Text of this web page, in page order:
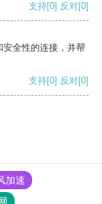
支持[0] 反对[0]
全性的连接，并帮
支持[0] 反对[0]
加速